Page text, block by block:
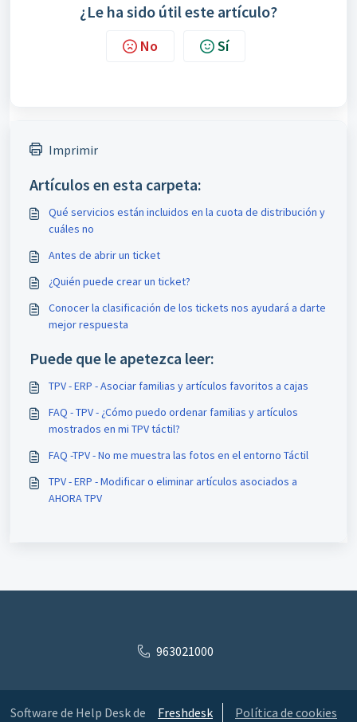
¿Le ha sido útil este artículo?
No Sí
Imprimir
Artículos en esta carpeta:
Qué servicios están incluidos en la cuota de distribución y
cuáles no
Antes de abrir un ticket
¿Quién puede crear un ticket?
Conocer la clasificación de los tickets nos ayudará a darte
mejor respuesta
Puede que le apetezca leer:
TPV - ERP - Asociar familias y artículos favoritos a cajas
FAQ - TPV - ¿Cómo puedo ordenar familias y artículos
mostrados en mi TPV táctil?
FAQ -TPV - No me muestra las fotos en el entorno Táctil
TPV - ERP - Modificar o eliminar artículos asociados a
AHORA TPV
963021000
Software de Help Desk de Freshdesk Política de cookies